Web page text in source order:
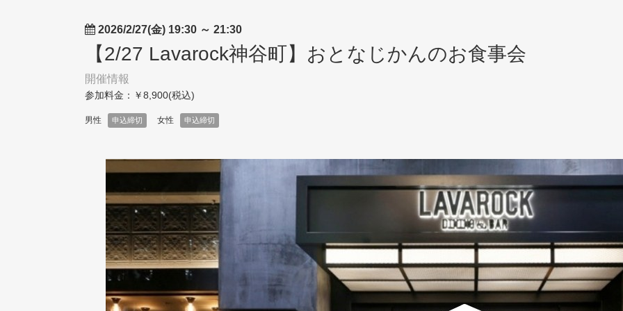
2026/2/27(金) 19:30 ～ 21:30
【2/27 Lavarock神谷町】おとなじかんのお食事会
開催情報
参加料金：￥8,900(税込)
男性 申込締切 女性 申込締切